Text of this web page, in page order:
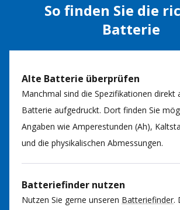
So finden Sie die
Batterie
Alte Batterie überprüfen
Manchmal sind die Spezifikationen direkt
Batterie aufgedruckt. Dort finden Sie
Angaben wie Amperestunden (Ah),
und die physikalischen Abmessungen.
Batteriefinder nutzen
Nutzen Sie gerne unseren Batteriefinder.